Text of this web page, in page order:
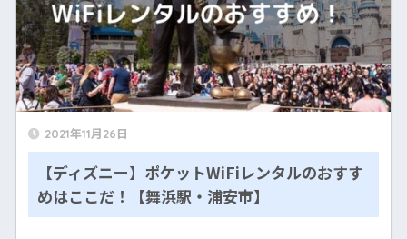
2021年11月26日
【ディズニー】ポケットWiFiレンタルのおすす
めはここだ！【舞浜駅・浦安市】